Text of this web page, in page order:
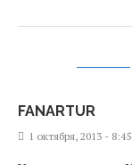
FANARTUR
1 октября, 2013 -